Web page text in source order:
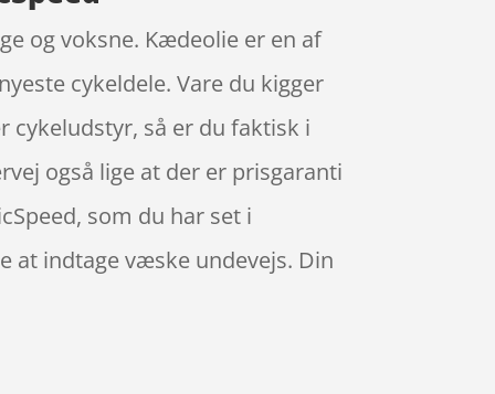
og voksne. Kædeolie er en af
cykeldele. Vare du kigger
cykeludstyr, så er du faktisk i
også lige at der er prisgaranti
som du har set i
at indtage væske undevejs. Din